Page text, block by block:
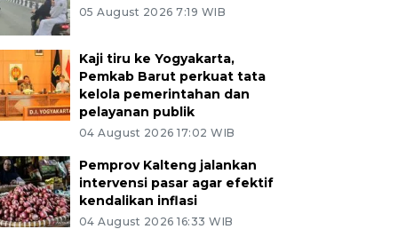
05 August 2026 7:19 WIB
Kaji tiru ke Yogyakarta,
Pemkab Barut perkuat tata
kelola pemerintahan dan
pelayanan publik
04 August 2026 17:02 WIB
Pemprov Kalteng jalankan
intervensi pasar agar efektif
kendalikan inflasi
04 August 2026 16:33 WIB